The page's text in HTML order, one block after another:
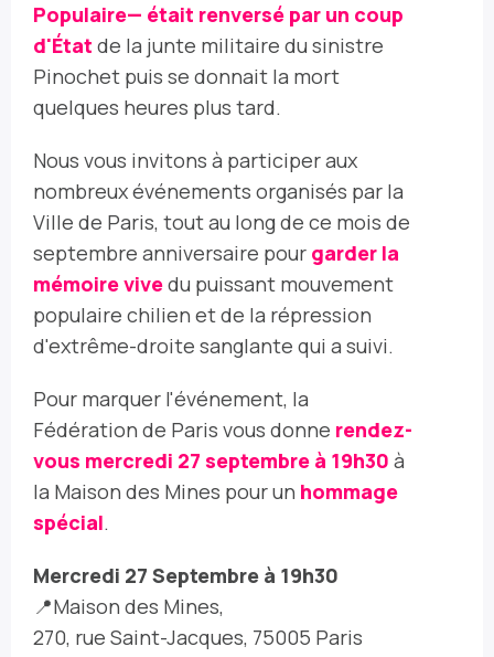
Populaire— était renversé par un coup
d'État de la junte militaire du sinistre
Pinochet puis se donnait la mort
quelques heures plus tard.
Nous vous invitons à participer aux
nombreux événements organisés par la
Ville de Paris, tout au long de ce mois de
septembre anniversaire pour garder la
mémoire vivedu puissant mouvement
populaire chilien et de la répression
d'extrême-droite sanglante qui a suivi.
Pour marquer l'événement, la
Fédération de Paris vous donne rendez-
vous mercredi 27 septembre à 19h30 à
la Maison des Mines pour un hommage
spécial.
Mercredi 27 Septembre à 19h30
📍Maison des Mines,
270, rue Saint-Jacques, 75005 Paris